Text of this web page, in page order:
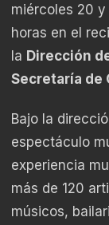
miércoles 20
horas en el
la Dirección
Secretaría de
Bajo la
espectáculo
experiencia
más de 120
músicos,